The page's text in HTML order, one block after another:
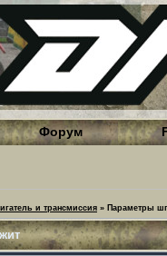
Форум
и трансмиссия » Параметры